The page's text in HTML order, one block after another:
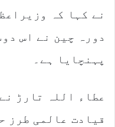
نے کہا کہ
دورہ چین نے اس
پہنچایا ہے۔
عطاء اللہ تارڑ
قیادت عالمی طرز